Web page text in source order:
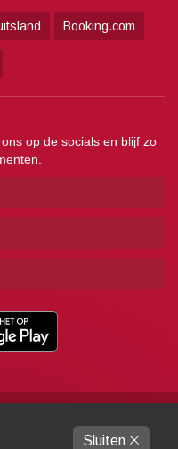
Sluiten
Booking.com
op de socials en blijf zo
Dynamies